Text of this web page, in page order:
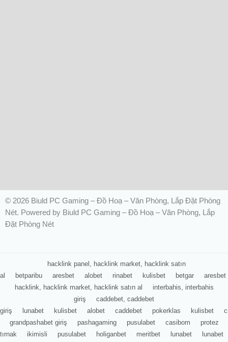
© 2026 Biuld PC Gaming – Đồ Hoạ – Văn Phòng, Lắp Đặt Phòng
Nét. Powered by Biuld PC Gaming – Đồ Hoạ – Văn Phòng, Lắp
Đặt Phòng Nét
hacklink panel, hacklink market, hacklink satın
al
betparibu aresbet alobet rinabet kulisbet betgar
aresbet
hacklink, hacklink market, hacklink satın al
interbahis, interbahis
giriş
caddebet, caddebet
giriş
lunabet kulisbet alobet caddebet pokerklas kulisbet
grandpashabet giriş
pashagaming pusulabet casibom
protez
tırnak
ikimisli pusulabet holiganbet meritbet lunabet
lunabet